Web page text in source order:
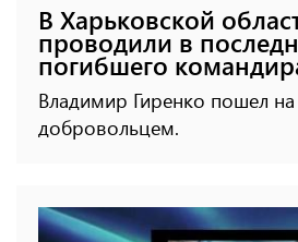
В Харьковской
проводили в
погибшего
Владимир Гиренко пошел
добровольцем.